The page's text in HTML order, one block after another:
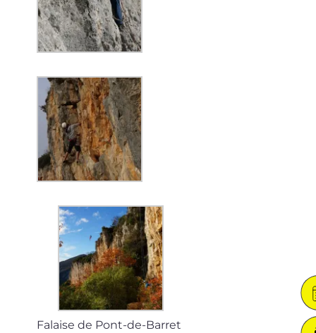
Falaise de Pont-de-Barret